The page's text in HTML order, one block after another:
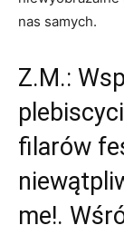
nas samych.
Z.M.:
filarów
me!.